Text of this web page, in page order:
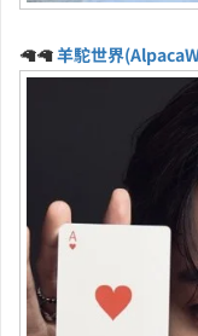
🦙🦙羊駝世界